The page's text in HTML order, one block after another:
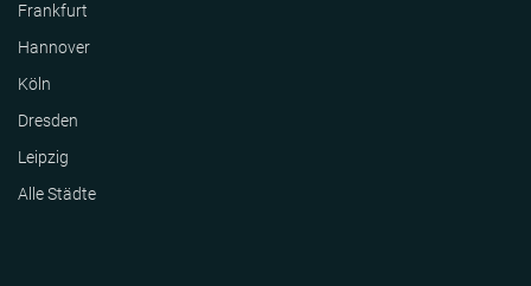
Frankfurt
Hannover
Köln
Dresden
Leipzig
Alle Städte